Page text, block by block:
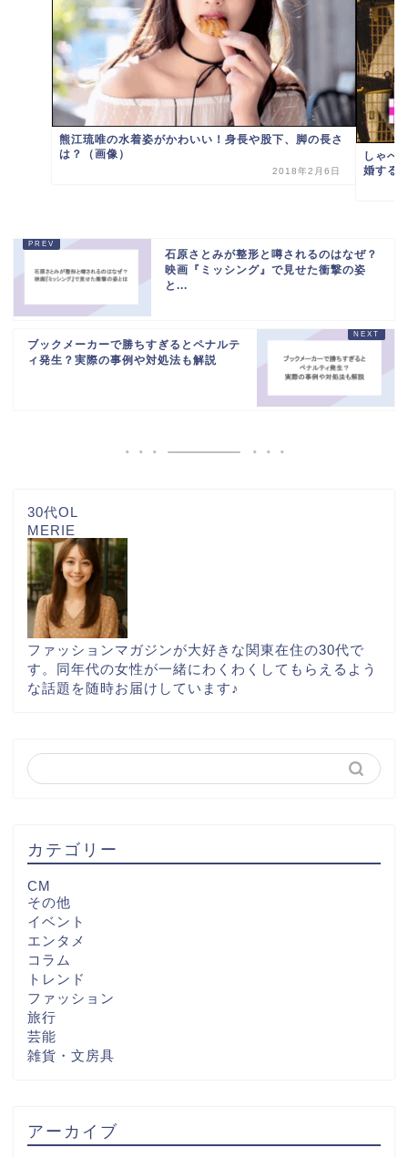
熊江琉唯の水着姿がかわいい！身長や股下、脚の長さ
は？（画像）
2018年2月6日
しゃべ
婚する
石原さとみが整形と噂されるのはなぜ？
映画『ミッシング』で見せた衝撃の姿
と...
ブックメーカーで勝ちすぎるとペナルテ
ィ発生？実際の事例や対処法も解説
30代OL
MERIE
ファッションマガジンが大好きな関東在住の30代で
す。同年代の女性が一緒にわくわくしてもらえるよう
な話題を随時お届けしています♪
カテゴリー
CM
その他
イベント
エンタメ
コラム
トレンド
ファッション
旅行
芸能
雑貨・文房具
アーカイブ